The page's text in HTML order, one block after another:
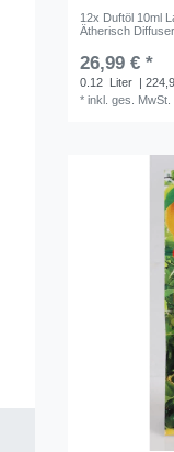
12x Duftöl 10ml
Ätherisch
26,99 € *
0.12 Liter
|
*inkl. ges. MwSt.